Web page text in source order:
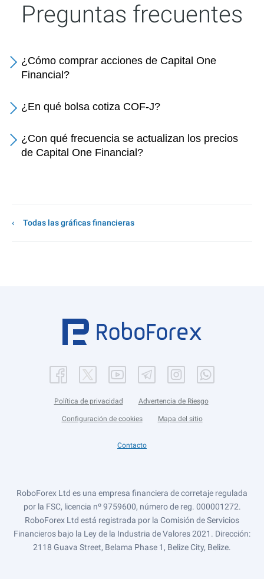
Preguntas frecuentes
¿Cómo comprar acciones de Capital One
Financial?
¿En qué bolsa cotiza COF-J?
¿Con qué frecuencia se actualizan los precios
de Capital One Financial?
Todas las gráficas financieras
Política de privacidad Advertencia de Riesgo
Configuración de cookies Mapa del sitio
Contacto
RoboForex Ltd es una empresa financiera de corretaje regulada
por la FSC, licencia nº 9759600, número de reg. 000001272.
RoboForex Ltd está registrada por la Comisión de Servicios
Financieros bajo la Ley de la Industria de Valores 2021. Dirección:
2118 Guava Street, Belama Phase 1, Belize City, Belize.